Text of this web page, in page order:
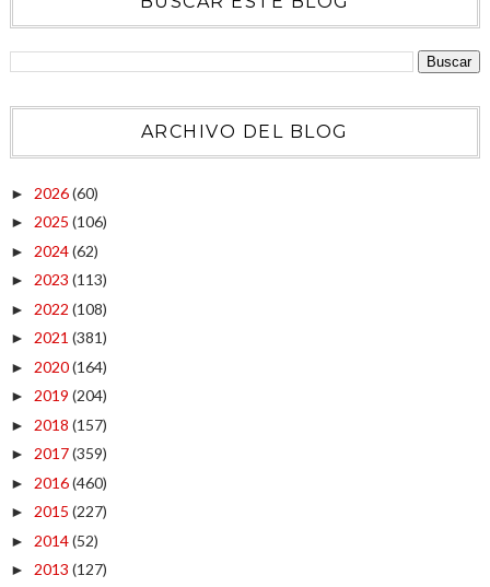
ARCHIVO DEL BLOG
► 2026(60)
► 2025 (106)
► 2024(62)
► 2023 (113)
► 2022 (108)
► 2021 (381)
► 2020(164)
► 2019 (204)
► 2018 (157)
► 2017(359)
► 2016(460)
► 2015 (227)
► 2014(52)
► 2013 (127)